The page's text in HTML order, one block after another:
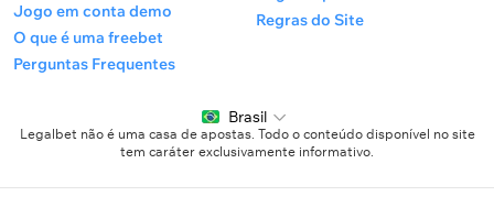
Jogo em conta demo
O que é uma freebet
Perguntas Frequentes
Regras do Site
Brasil
Legalbet não é uma casa de apostas. Todo o conteúdo disponível no site
tem caráter exclusivamente informativo.